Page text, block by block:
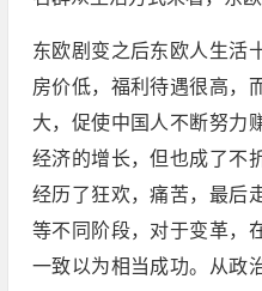
东欧剧变之后东欧人生活
房价低，福利待遇很高，
大，促使中国人不断努力
经济的增长，但也成了不
经历了狂欢，痛苦，最后
等不同阶段，对于变革，
一致以为相当成功。从政